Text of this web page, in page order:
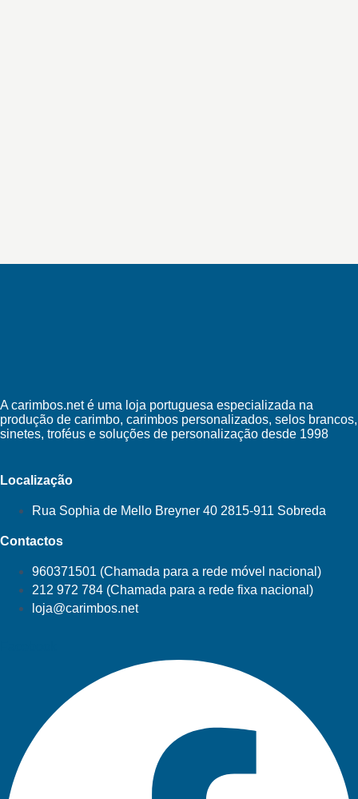
A carimbos.net é uma loja portuguesa especializada na
produção de carimbo, carimbos personalizados, selos brancos,
sinetes, troféus e soluções de personalização desde 1998
Localização
Rua Sophia de Mello Breyner 40 2815-911 Sobreda
Contactos
960371501 (Chamada para a rede móvel nacional)
212 972 784 (Chamada para a rede fixa nacional)
loja@carimbos.net